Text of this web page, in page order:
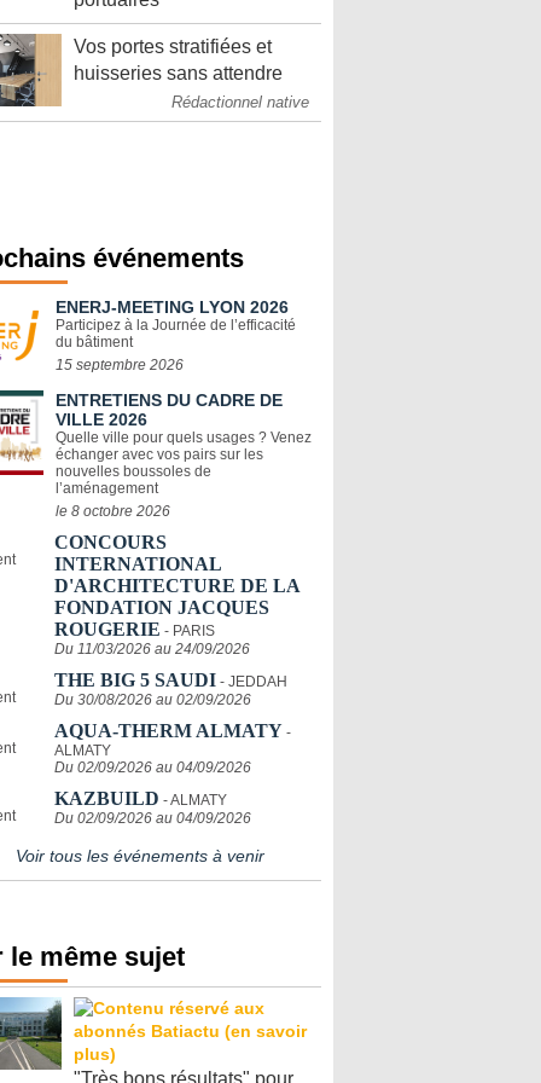
Vos portes stratifiées et
huisseries sans attendre
Rédactionnel native
événements
ENERJ-MEETING LYON 2026
Participez à la Journée de l’efficacité
du bâtiment
15 septembre 2026
ENTRETIENS DU CADRE DE
VILLE 2026
Quelle ville pour quels usages ? Venez
échanger avec vos pairs sur les
nouvelles boussoles de
l’aménagement
le 8 octobre 2026
CONCOURS
INTERNATIONAL
D'ARCHITECTURE DE LA
FONDATION JACQUES
ROUGERIE - PARIS
Du 11/03/2026 au 24/09/2026
THE BIG 5 SAUDI - JEDDAH
Du 30/08/2026 au 02/09/2026
AQUA-THERM ALMATY -
ALMATY
Du 02/09/2026 au 04/09/2026
KAZBUILD - ALMATY
Du 02/09/2026 au 04/09/2026
Voir tous les événements à venir
le même sujet
"Très bons résultats" pour